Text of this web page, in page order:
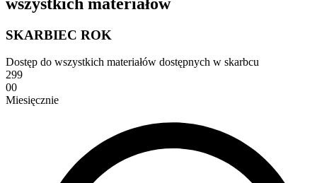
SKARBIEC ROK
Dostęp do wszystkich materiałów dostępnych w skarbcu
299
00
Miesięcznie